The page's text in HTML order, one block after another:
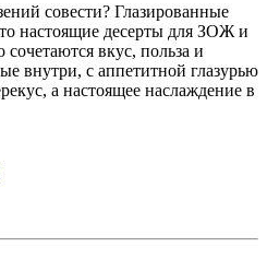
совести? Глазированные
настоящие десерты для ЗОЖ и
вкус, польза и
внутри, с аппетитной глазурью
а настоящее наслаждение в